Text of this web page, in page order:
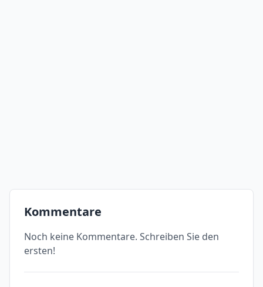
Kommentare
Noch keine Kommentare. Schreiben Sie den
ersten!